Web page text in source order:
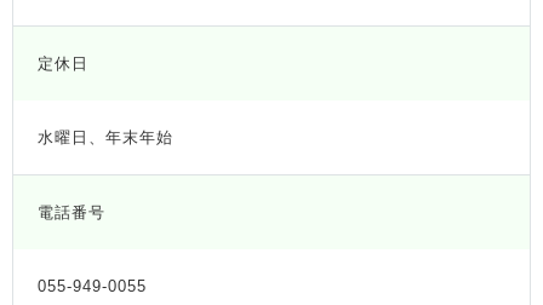
定休日
水曜日、年末年始
電話番号
055-949-0055